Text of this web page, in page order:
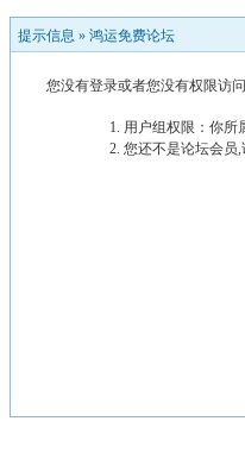
提示信息 » 鸿运免费论坛
您没有登录或者您没有权限访
用户组权限：你所
您还不是论坛会员